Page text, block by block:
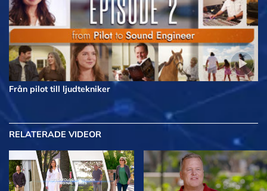
Från pilot till ljudtekniker
RELATERADE VIDEOR